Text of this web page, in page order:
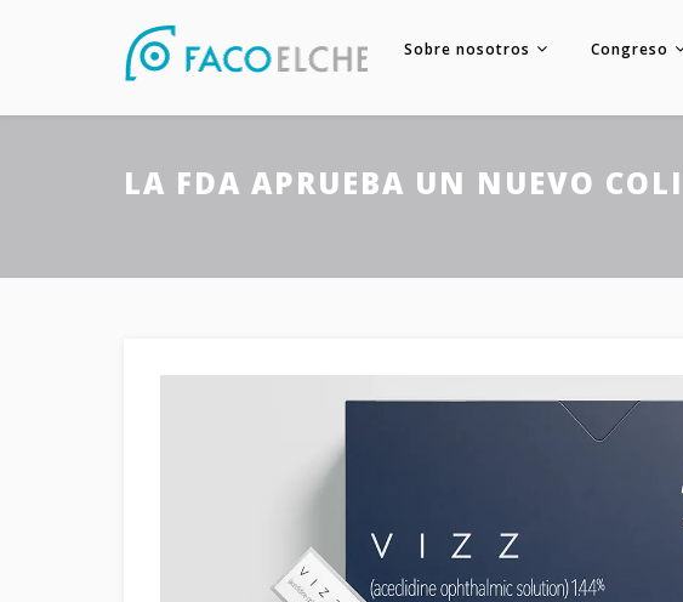
Sobre nosotros Congreso
LA FDA APRUEBA UN NUEVO